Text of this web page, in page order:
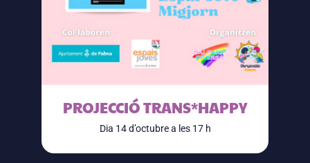
PROJECCIÓ TRANS*HAPPY
Dia 14 d’octubre a les 17 h